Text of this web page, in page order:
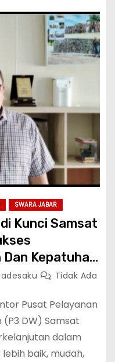
SWARA JABAR
Kunci Samsat
Kepatuhan
Tidak Ada
Pusat Pelayanan
DW) Samsat
dalam
baik, mudah,